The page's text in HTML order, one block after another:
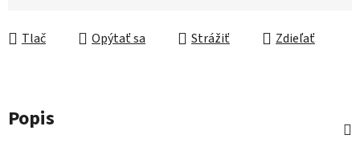
Tlač Opýtať sa Strážiť Zdieľať
Popis